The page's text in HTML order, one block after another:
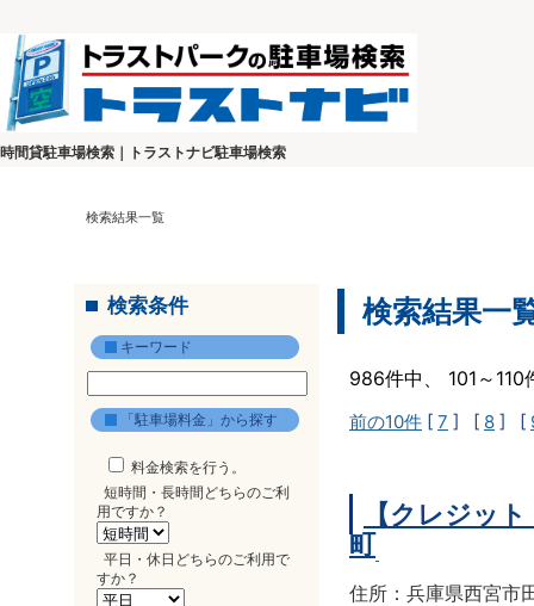
時間貸駐車場検索｜トラストナビ駐車場検索
検索結果一覧
検索条件
キーワード
「駐車場料金」から探す
料金検索を行う。
短時間・長時間どちらのご利
用ですか？
平日・休日どちらのご利用で
すか？
検索結果一
986件中、 101～
前の10件 [ 7 ] [ 8 ] [
【クレジッ
町
住所：兵庫県西宮市